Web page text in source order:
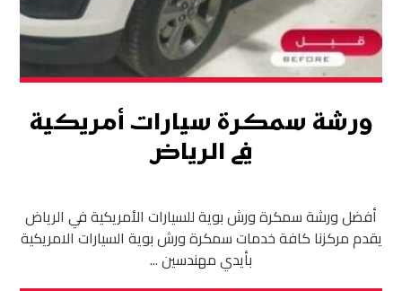
ورشة سمكرة سيارات أمريكية
في الرياض
أفضل ورشة سمكرة ورش بوية للسيارات الأمريكية في الرياض
يقدم مركزنا كافة خدمات سمكرة ورش بوية السيارات الامريكية
بأيدي مهندسين ...